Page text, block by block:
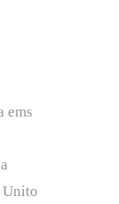
ems
Unito